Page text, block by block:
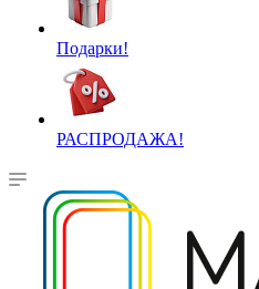
Подарки!
РАСПРОДАЖА!